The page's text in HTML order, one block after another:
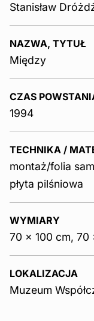
Stanisław
NAZWA, TYTUŁ
Między
CZAS
1994
TECHNIKA /
montaż/folia
płyta pilśniowa
WYMIARY
70 x 100 cm, 70
LOKALIZACJA
Muzeum